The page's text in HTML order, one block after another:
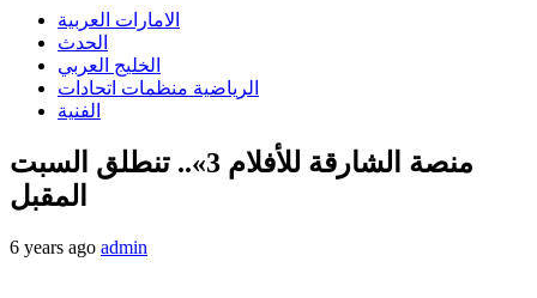
الامارات العربية
الحدث
الخليج العربي
الرياضية منظمات اتحادات
الفنية
منصة الشارقة للأفلام 3».. تنطلق السبت
المقبل
6 years ago admin